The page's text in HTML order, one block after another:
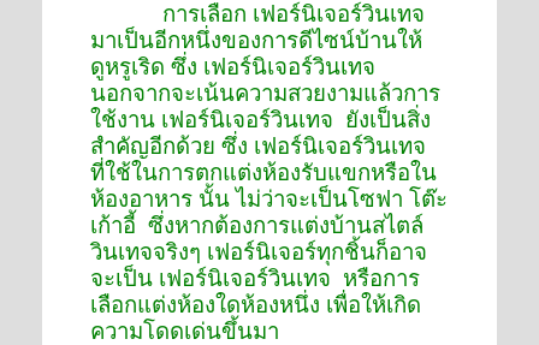
การเลือก เฟอร์นิเจอร์วินเทจ
มาเป็นอีกหนึ่งของการดีไซน์บ้านให้
ดูหรูเริด ซึ่ง เฟอร์นิเจอร์วินเทจ
นอกจากจะเน้นความสวยงามแล้วการ
ใช้งาน เฟอร์นิเจอร์วินเทจ ยังเป็นสิ่ง
สำคัญอีกด้วย ซึ่ง เฟอร์นิเจอร์วินเทจ
ที่ใช้ในการตกแต่งห้องรับแขกหรือใน
ห้องอาหาร นั้น ไม่ว่าจะเป็นโซฟา โต๊ะ
เก้าอี้ ซึ่งหากต้องการแต่งบ้านสไตล์
วินเทจจริงๆ เฟอร์นิเจอร์ทุกชิ้นก็อาจ
จะเป็น เฟอร์นิเจอร์วินเทจ หรือการ
เลือกแต่งห้องใดห้องหนึ่ง เพื่อให้เกิด
ความโดดเด่นขึ้นมา